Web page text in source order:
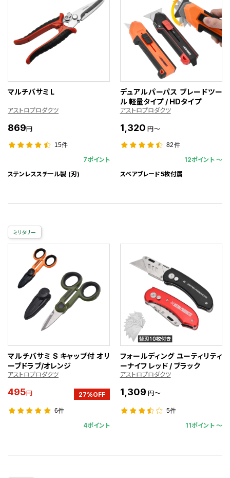
マルチバサミ L
アストロプロダクツ
869円
15件
7ポイント
ステンレススチール製 (刃)
デュアルパーパス ブレードツー
ル 軽量タイプ / HDタイプ
アストロプロダクツ
1,320 円～
82件
12ポイント 〜
スペアブレード5枚付属
ミリタリー
マルチバサミ S キャップ付 オリ
ーブドラブ/オレンジ
アストロプロダクツ
495円 27%OFF
6件
4ポイント
フォールディング ユーティリティ
ーナイフ レッド / ブラック
アストロプロダクツ
1,309 円～
5件
11ポイント 〜